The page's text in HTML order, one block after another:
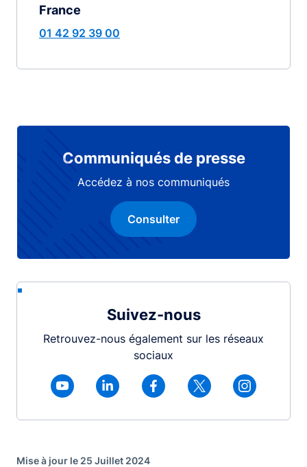
France
01 42 92 39 00
Communiqués de presse
Accédez à nos communiqués
Consulter
Suivez-nous
Retrouvez-nous également sur les réseaux
sociaux
Mise à jour le 25 Juillet 2024